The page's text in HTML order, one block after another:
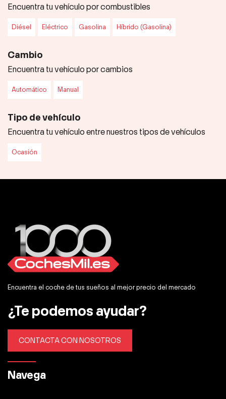
Encuentra tu vehículo por combustibles
Diésel Eléctrico Gasolina Híbrido (Gasolina)
Cambio
Encuentra tu vehículo por cambios
Automático Manual
Tipo de vehículo
Encuentra tu vehículo entre nuestros tipos de vehículos
Ocasión
Encuentra el coche de tus sueños al mejor precio del mercado
¿Te podemos ayudar?
CONTACTA CON NOSOTROS
Navega